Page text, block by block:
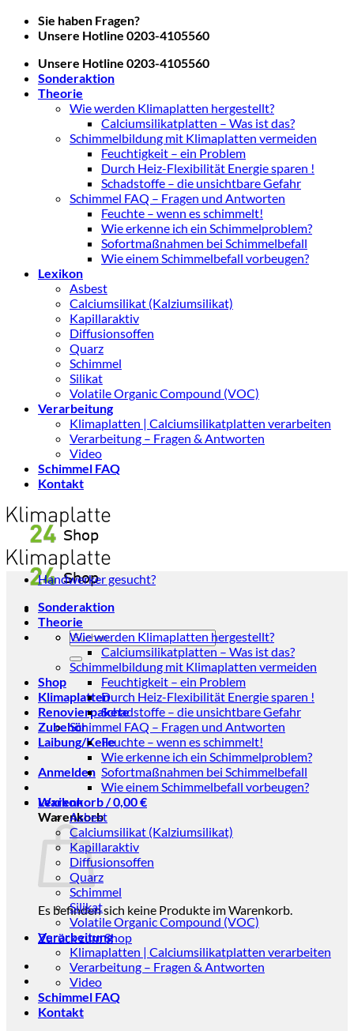
Zum
Inhalt
Sie haben Fragen?
Unsere Hotline 0203-4105560
Unsere Hotline 0203-4105560
Sonderaktion
Theorie
Wie werden Klimaplatten hergestellt?
Calciumsilikatplatten – Was ist das?
Schimmelbildung mit Klimaplatten vermeiden
Feuchtigkeit – ein Problem
Durch Heiz-Flexibilität Energie sparen !
Schadstoffe – die unsichtbare Gefahr
Schimmel FAQ – Fragen und Antworten
Feuchte – wenn es schimmelt!
Wie erkenne ich ein Schimmelproblem?
Sofortmaßnahmen bei Schimmelbefall
Wie einem Schimmelbefall vorbeugen?
Lexikon
Asbest
Calciumsilikat (Kalziumsilikat)
Kapillaraktiv
Diffusionsoffen
Quarz
Schimmel
Silikat
Volatile Organic Compound (VOC)
Verarbeitung
Klimaplatten | Calciumsilikatplatten verarbeiten
Verarbeitung – Fragen & Antworten
Video
Schimmel FAQ
Kontakt
Suchen
nach:
Shop
Klimaplatten
Renovierpakete
Zubehör
Laibung/Keile
Anmelden
Warenkorb /0,00€
Warenkorb
Es befinden sich keine Produkte im Warenkorb.
Zurück zum Shop
Handwerker gesucht?
Sonderaktion
Theorie
Wie werden Klimaplatten hergestellt?
Calciumsilikatplatten – Was ist das?
Schimmelbildung mit Klimaplatten vermeiden
Feuchtigkeit – ein Problem
Durch Heiz-Flexibilität Energie sparen !
Schadstoffe – die unsichtbare Gefahr
Schimmel FAQ – Fragen und Antworten
Feuchte – wenn es schimmelt!
Wie erkenne ich ein Schimmelproblem?
Sofortmaßnahmen bei Schimmelbefall
Wie einem Schimmelbefall vorbeugen?
Lexikon
Asbest
Calciumsilikat (Kalziumsilikat)
Kapillaraktiv
Diffusionsoffen
Quarz
Schimmel
Silikat
Volatile Organic Compound (VOC)
Verarbeitung
Klimaplatten | Calciumsilikatplatten verarbeiten
Verarbeitung – Fragen & Antworten
Video
Schimmel FAQ
Kontakt